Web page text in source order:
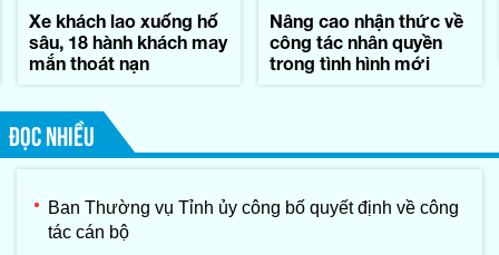
Xe khách lao xuống hố
sâu, 18 hành khách may
mắn thoát nạn
Nâng cao nhận thức về
công tác nhân quyền
trong tình hình mới
ĐỌC NHIỀU
Ban Thường vụ Tỉnh ủy công bố quyết định về công
tác cán bộ